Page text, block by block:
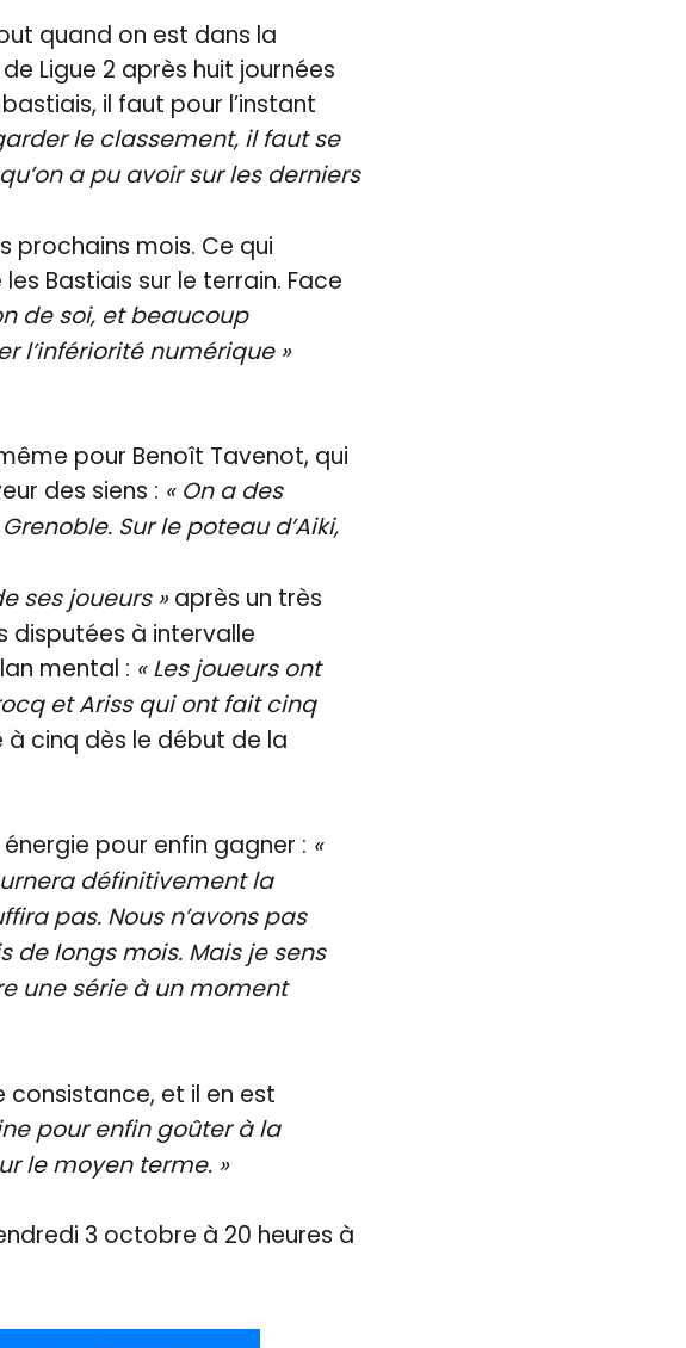
quand on est dans la
Ligue 2 après huit journées
il faut pour l’instant
le classement, il faut se
a pu avoir sur les derniers
prochains mois. Ce qui
Bastiais sur le terrain. Face
de soi, et beaucoup
l’infériorité numérique »
pour Benoît Tavenot, qui
des siens : « On a des
Sur le poteau d’Aiki,
ses joueurs »après un très
disputées à intervalle
mental : « Les joueurs ont
et Ariss qui ont fait cinq
à cinq dès le début de la
pour enfin gagner : «
définitivement la
pas. Nous n’avons pas
de longs mois. Mais je sens
une série à un moment
et il en est
pour enfin goûter à la
le moyen terme. »
3 octobre à 20 heures à